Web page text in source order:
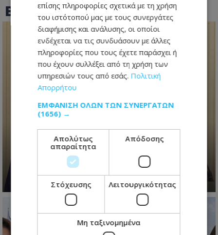
BEST OFTOTHEMAONLINE
μηνύματα: Ο Πρόεδρος
Χριστοδουλίδης έθεσε τον πήχη
ψηλά για τη νέα κυβέρνηση
06.08.2026 - 09:41
επίσης πληροφορίες σχετικά με τη χρήση
του ιστότοπού μας με τους συνεργάτες
διαφήμισης και ανάλυσης, οι οποίοι
ενδέχεται να τις συνδυάσουν με άλλες
πληροφορίες που τους έχετε παράσχει ή
που έχουν συλλέξει από τη χρήση των
υπηρεσιών τους από εσάς. Πολιτική
Απορρήτου
ΕΜΦΆΝΙΣΗ ΌΛΩΝ ΤΩΝ ΣΥΝΕΡΓΑΤΏΝ
(1656) →
Απολύτως
απαραίτητα
Απόδοσης
Στόχευσης Λειτουργικότητας
Μη ταξινομημένα